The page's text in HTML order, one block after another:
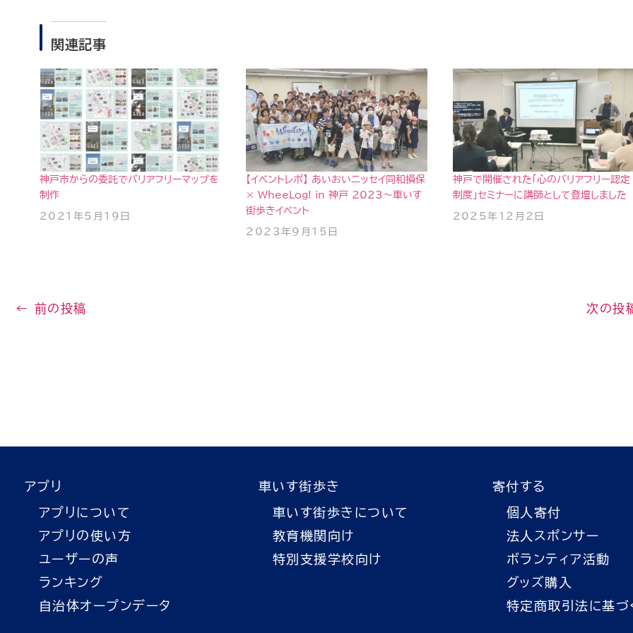
関連記事
神戸市からの委託でバリアフリーマップを
制作
2021年5月19日
【イベントレポ】 あいおいニッセイ同和損保
× WheeLog! in 神戸 2023〜車いす
街歩きイベント
2023年9月15日
神戸で開催された「心のバリアフリー認定
制度」セミナーに講師として登壇しました
2025年12月2日
← 前の投稿 次の投
アプリ
アプリについて
アプリの使い方
ユーザーの声
ランキング
自治体オープンデータ
車いす街歩き
車いす街歩きについて
教育機関向け
特別支援学校向け
寄付する
個人寄付
法人スポンサー
ボランティア活動
グッズ購入
特定商取引法に基づ